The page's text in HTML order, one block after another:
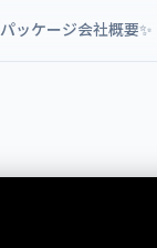
パッケージ会社概要